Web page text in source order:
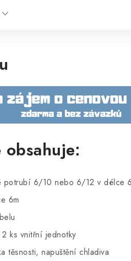
obsahuje:
potrubí 6/10 nebo 6/12 v délce
6m
ks vnitřní jednotky
těsnosti, napuštění chladiva